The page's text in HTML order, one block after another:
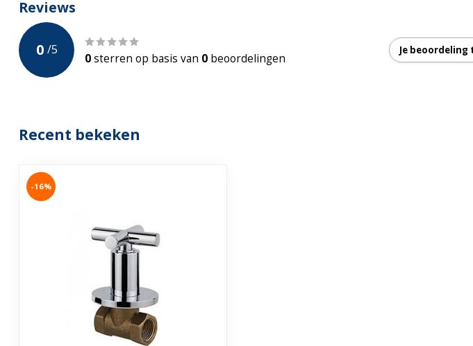
Reviews
0 /5
0sterren op basis van 0 beoordelingen
Je beoordeling
Recent bekeken
-16%